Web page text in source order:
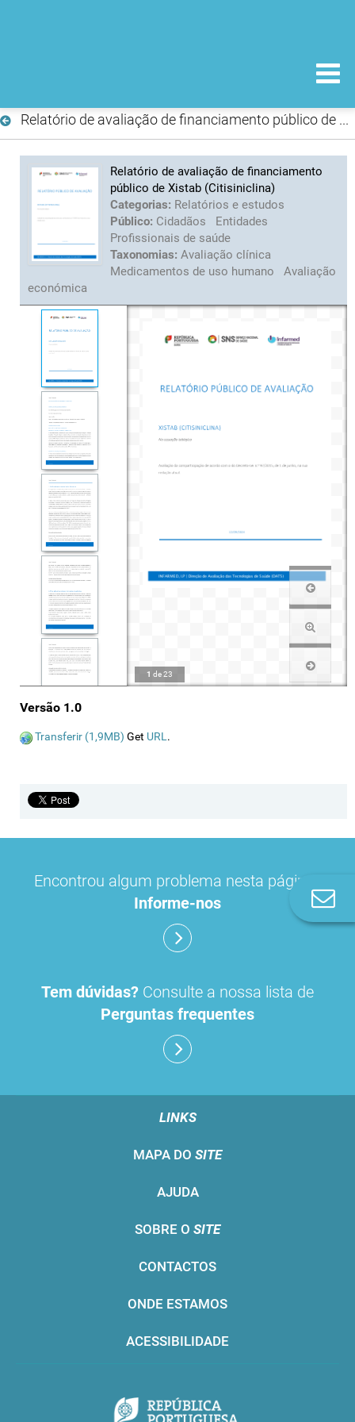
Relatório de avaliação de financiamento público de Xistab (Citisiniclina)
Relatório de avaliação de financiamento
público de Xistab (Citisiniclina)
Categorias: Relatórios e estudos
Público: Cidadãos
Entidades
Profissionais de saúde
Taxonomias: Avaliação clínica
Medicamentos de uso humano
Avaliação
económica
1 de23
Versão 1.0
Transferir (1,9MB) Get URL.
Encontrou algum problema nesta página?
Informe-nos
Tem dúvidas? Consulte a nossa lista de
Perguntas frequentes
LINKS
MAPA DO SITE
AJUDA
SOBRE O SITE
CONTACTOS
ONDE ESTAMOS
ACESSIBILIDADE